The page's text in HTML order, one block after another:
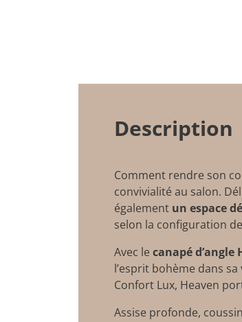
Description
Comment rendre son
convivialité au salon.
également un espace
selon la configuration
Avec le canapé d’angle
l’esprit bohème dans
Confort Lux, Heaven
Assise profonde,